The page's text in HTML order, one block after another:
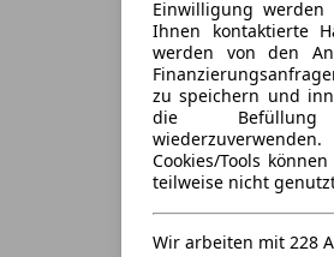
Einwilligung
Ihnen kontaktierte
werden von den
zu speichern und
die Befüllung
Cookies/Tools
teilweise nicht
Wir arbeiten mit 228